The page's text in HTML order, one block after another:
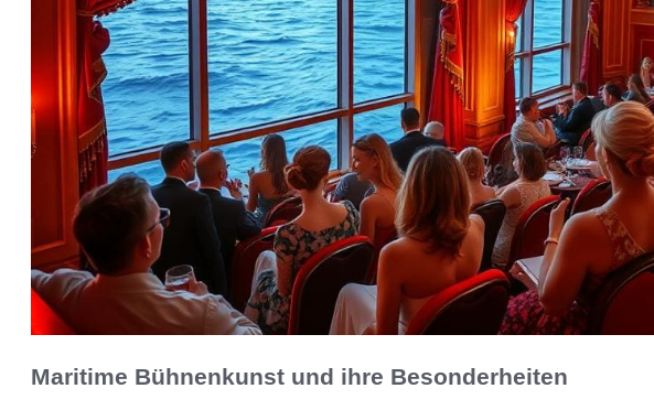
Maritime Bühnenkunst und ihre Besonderheiten